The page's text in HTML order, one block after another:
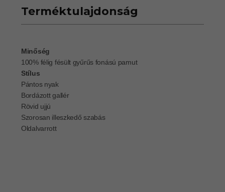
Terméktulajdonság
Minőség
100% félig fésült gyűrűs fonású pamut
Stílus
Pántos nyak
Bordázott gallér
Rövid ujjú
Szorosan illeszkedő szabás
Oldalvarrott